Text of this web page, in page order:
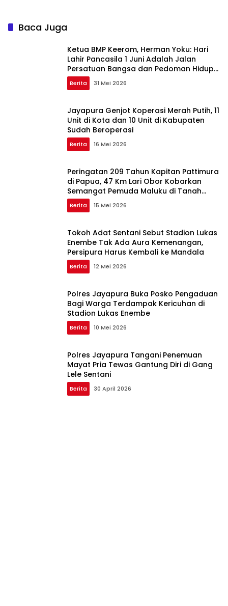
Baca Juga
Ketua BMP Keerom, Herman Yoku: Hari
Lahir Pancasila 1 Juni Adalah Jalan
Persatuan Bangsa dan Pedoman Hidup
Masyarakat Adat Papua
Berita 31 Mei 2026
Jayapura Genjot Koperasi Merah Putih, 11
Unit di Kota dan 10 Unit di Kabupaten
Sudah Beroperasi
Berita 16 Mei 2026
Peringatan 209 Tahun Kapitan Pattimura
di Papua, 47 Km Lari Obor Kobarkan
Semangat Pemuda Maluku di Tanah
Papua
Berita 15 Mei 2026
Tokoh Adat Sentani Sebut Stadion Lukas
Enembe Tak Ada Aura Kemenangan,
Persipura Harus Kembali ke Mandala
Berita 12 Mei 2026
Polres Jayapura Buka Posko Pengaduan
Bagi Warga Terdampak Kericuhan di
Stadion Lukas Enembe
Berita 10 Mei 2026
Polres Jayapura Tangani Penemuan
Mayat Pria Tewas Gantung Diri di Gang
Lele Sentani
Berita 30 April 2026